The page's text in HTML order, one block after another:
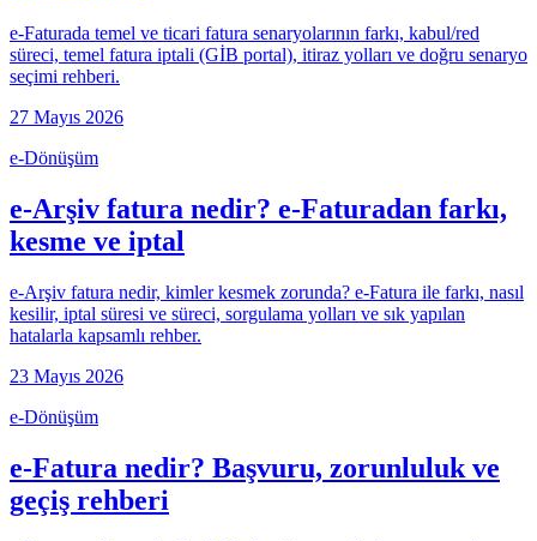
e-Faturada temel ve ticari fatura senaryolarının farkı, kabul/red
süreci, temel fatura iptali (GİB portal), itiraz yolları ve doğru senaryo
seçimi rehberi.
27 Mayıs 2026
e-Dönüşüm
e-Arşiv fatura nedir? e-Faturadan farkı,
kesme ve iptal
e-Arşiv fatura nedir, kimler kesmek zorunda? e-Fatura ile farkı, nasıl
kesilir, iptal süresi ve süreci, sorgulama yolları ve sık yapılan
hatalarla kapsamlı rehber.
23 Mayıs 2026
e-Dönüşüm
e-Fatura nedir? Başvuru, zorunluluk ve
geçiş rehberi